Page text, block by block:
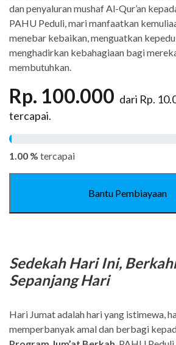
dan penyaluran mushaf Al-Qur’an
PAHU Peduli, mari manfaatkan
menebar kebaikan, menguatkan
menghadirkan kebahagiaan bagi
membutuhkan.
Rp. 100.000 dari Rp.
tercapai.
1.00 % tercapai
Bantu Pembiayaan
Sedekah Hari Ini,
Sepanjang Hari
Hari Jumat adalah hari yang istimewa,
memperbanyak amal dan berbagi